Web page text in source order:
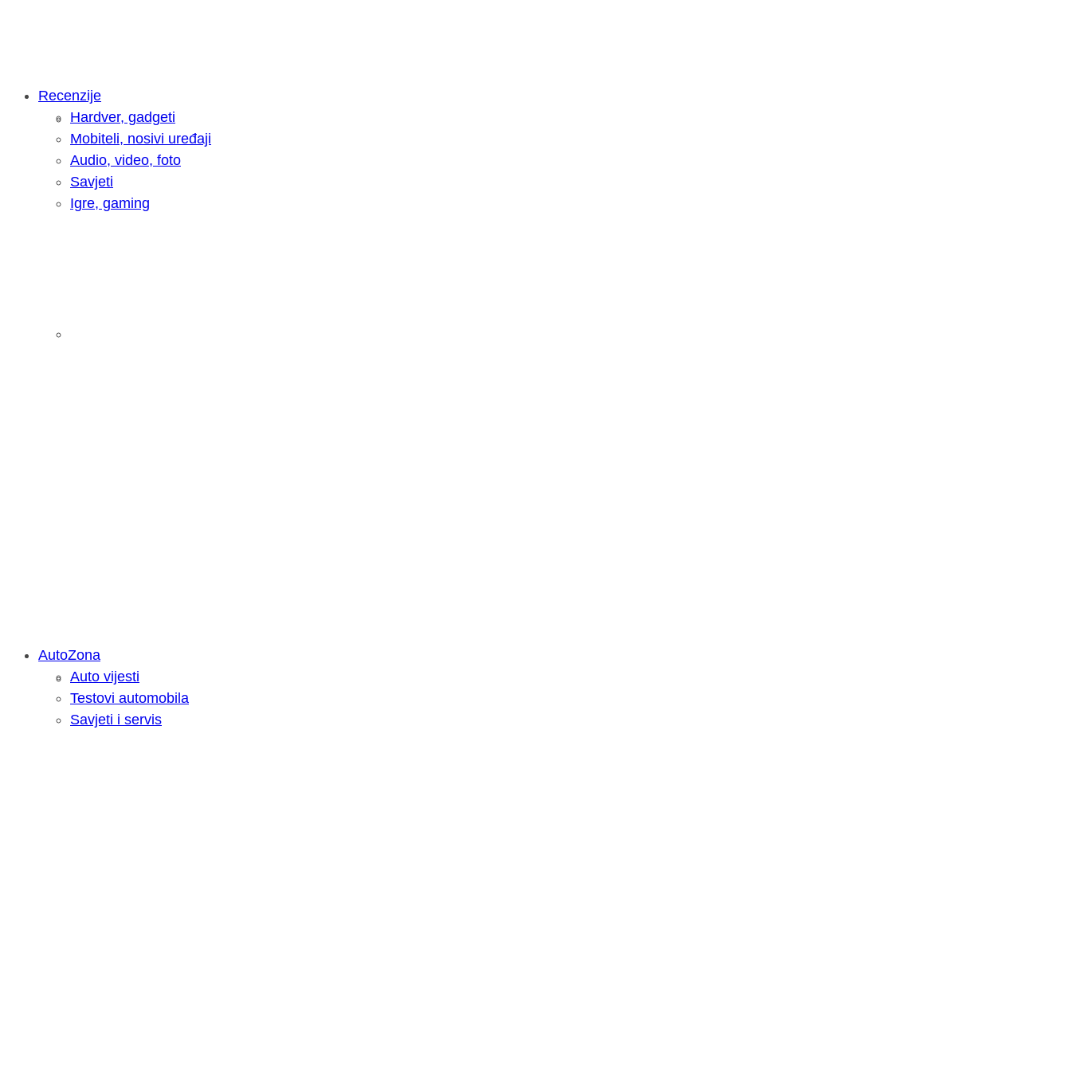
Intervju: Goran Jović, fotograf - Hrvatska kakvu svijet tek otkriva
Recenzije
Hardver, gadgeti
Mobiteli, nosivi uređaji
Audio, video, foto
Savjeti
Igre, gaming
Savjetujemo: Što učiniti kada vaš iPad treba servis? Alpha servis nudi rješenja
AutoZona
Auto vijesti
Testovi automobila
Savjeti i servis